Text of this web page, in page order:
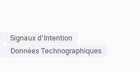
Signaux d'Intention
Données Technographiques